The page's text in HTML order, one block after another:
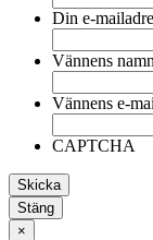
Din e-
Vännens namn
Vännens e-
CAPTCHA
Stäng
×